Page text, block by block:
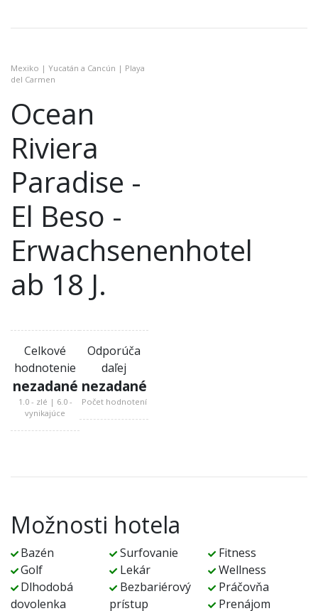
Mexiko | Yucatán a Cancún | Playa
del Carmen
Ocean
Riviera
Paradise -
El Beso -
Erwachsenenhotel
ab 18 J.
Celkové
hodnotenie
nezadané
1.0 - zlé | 6.0 -
vynikajúce
Odporúča
daľej
nezadané
Počet hodnotení
Možnosti hotela
Bazén Surfovanie
Fitness
Golf
Lekár
Wellness
Dlhodobá
dovolenka
Bezbariérový
prístup
Práčovňa
Prenájom